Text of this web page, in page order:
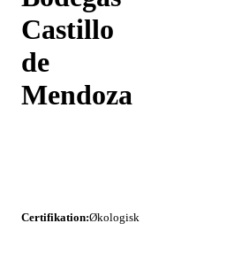
Castillo
de
Mendoza
Certifikation:Økologisk